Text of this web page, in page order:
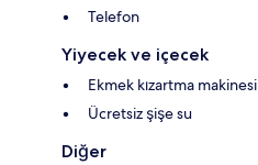
Telefon
Yiyecek ve içecek
Ekmek kızartma makinesi
Ücretsiz şişe su
Diğer